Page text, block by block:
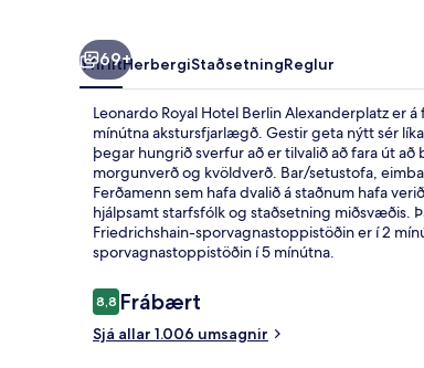
69+
YfirlitHerbergiStaðsetningReglur
Leonardo Royal Hotel Berlin Alexanderplatz er
mínútna akstursfjarlægð. Gestir geta nýtt sér
þegar hungrið sverfur að er tilvalið að fara út
morgunverð og kvöldverð. Bar/setustofa,
Ferðamenn sem hafa dvalið á staðnum hafa
hjálpsamt starfsfólk og staðsetning miðsvæðis.
Friedrichshain-sporvagnastoppistöðin er í 2
sporvagnastoppistöðin í 5 mínútna.
Umsagnir
8,88,8 af 10
Frábært
Sjá allar 1.006 umsagnir